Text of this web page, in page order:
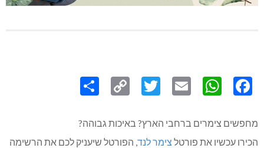
Link
מחפשים צימרים ברחבי הארץ? באיכות גבוהה?
הכירו עכשיו את פורטל צימר לנד , הפורטל שיעניק לכם את הרשימה